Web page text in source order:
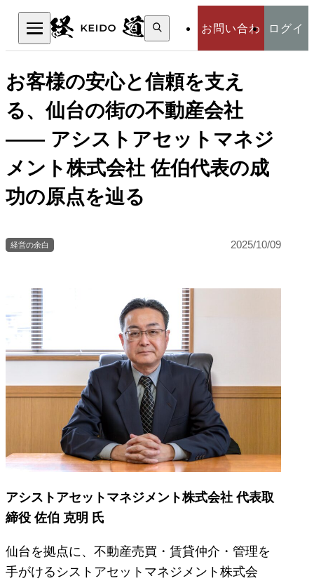
お問い合わ
せ
ログイ
検
索:
検索
お客様の安心と信頼を支え
る、仙台の街の不動産会社
—— アシストアセットマネジ
メント株式会社 佐伯代表の成
功の原点を辿る
経営の余白 2025/10/09
アシストアセットマネジメント株式会社 代表取
締役 佐伯 克明 氏
仙台を拠点に、不動産売買・賃貸仲介・管理を
手がけるシストアセットマネジメント株式会